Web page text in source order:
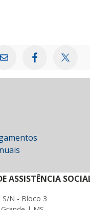
ASSISTÊNCIA
S/N - Bloco 3